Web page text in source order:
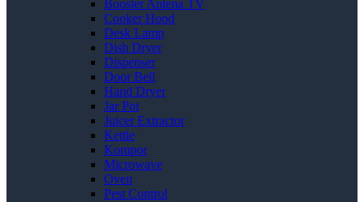
Booster Antena TV
Cooker Hood
Desk Lamp
Dish Dryer
Dispenser
Door Bell
Hand Dryer
Jar Pot
Juicer Extractor
Kettle
Kompor
Microwave
Oven
Pest Control